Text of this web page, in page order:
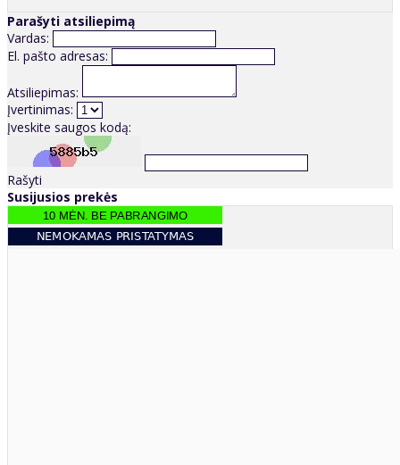
Parašyti atsiliepimą
Vardas:
El. pašto adresas:
Atsiliepimas:
Įvertinimas:
Įveskite saugos kodą:
Rašyti
Susijusios prekės